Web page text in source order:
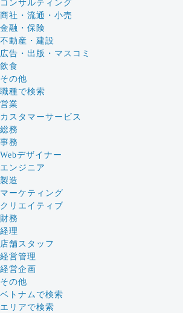
コンサルティング
商社・流通・小売
金融・保険
不動産・建設
広告・出版・マスコミ
飲食
その他
職種で検索
営業
カスタマーサービス
総務
事務
Webデザイナー
エンジニア
製造
マーケティング
クリエイティブ
財務
経理
店舗スタッフ
経営管理
経営企画
その他
ベトナムで検索
エリアで検索